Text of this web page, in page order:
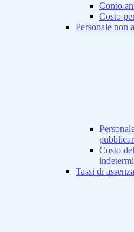
Conto
Costo
Personale non
Costo
Tassi di assenza